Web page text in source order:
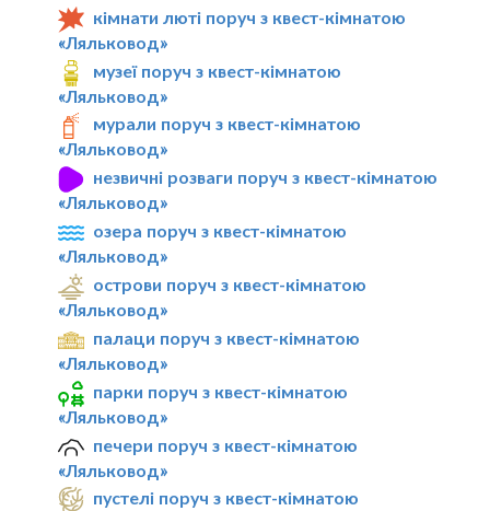
кімнати люті поруч з квест-кімнатою
«Ляльковод»
музеї поруч з квест-кімнатою
«Ляльковод»
мурали поруч з квест-кімнатою
«Ляльковод»
незвичні розваги поруч з квест-кімнатою
«Ляльковод»
озера поруч з квест-кімнатою
«Ляльковод»
острови поруч з квест-кімнатою
«Ляльковод»
палаци поруч з квест-кімнатою
«Ляльковод»
парки поруч з квест-кімнатою
«Ляльковод»
печери поруч з квест-кімнатою
«Ляльковод»
пустелі поруч з квест-кімнатою